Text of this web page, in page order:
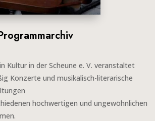
Kultur in der Scheune e. V. veranstaltet
Konzerte und musikalisch-literarische
hochwertigen und ungewöhnlichen